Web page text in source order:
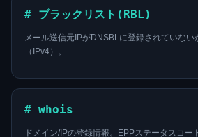
# ブラックリスト(RBL)
メール送信元IPがDNSBLに登録されていない
（IPv4）。
# whois
ドメイン/IPの登録情報。EPPステータスコー